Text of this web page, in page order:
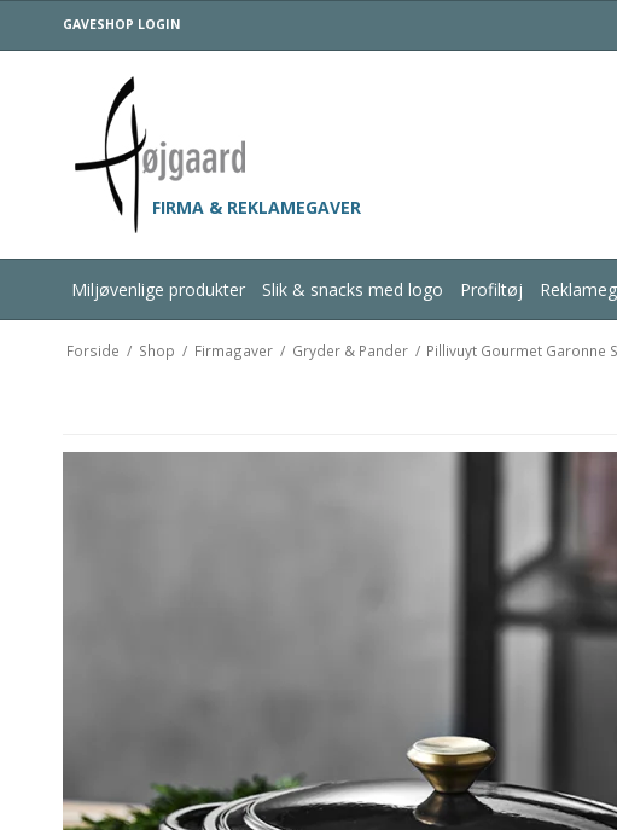
GAVESHOP LOGIN
FIRMA & REKLAMEGAVER
Miljøvenlige produkter Slik & snacks med logo Profiltøj
Forside / Shop / Firmagaver / Gryder & Pander / Pillivuyt Gourmet Garonne